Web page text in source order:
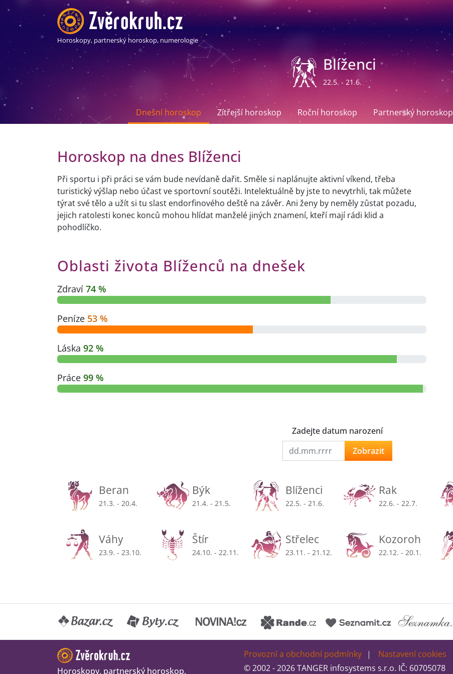
Horoskopy, partnerský horoskop, numerologie
Blíženci
22.5. - 21.6.
Dnešní horoskop Zítřejší horoskop Roční horoskop Partnerský horoskop
Horoskop na dnes Blíženci
Při sportu i při práci se vám bude nevídaně dařit. Směle si naplánujte aktivní víkend, třeba
turistický výšlap nebo účast ve sportovní soutěži. Intelektuálně by jste to nevytrhli, tak můžete
týrat své tělo a užít si tu slast endorfinového deště na závěr. Ani ženy by neměly zůstat pozadu,
jejich ratolesti konec konců mohou hlídat manželé jiných znamení, kteří mají rádi klid a
pohodlíčko.
Oblasti života Blíženců na dnešek
Zdraví 74 %
Peníze 53 %
Láska 92 %
Práce 99 %
Zadejte datum narození
Zobrazit
Beran
21.3. - 20.4.
Býk
21.4. - 21.5.
Blíženci
22.5. - 21.6.
Rak
22.6. - 22.7.
Váhy
23.9. - 23.10.
Štír
24.10. - 22.11.
Střelec
23.11. - 21.12.
Kozoroh
22.12. - 20.1.
Horoskopy, partnerský horoskop,
Provozní a obchodní podmínky Nastavení cookies
© 2002 - 2026 TANGER infosystems s.r.o. IČ: 60705078